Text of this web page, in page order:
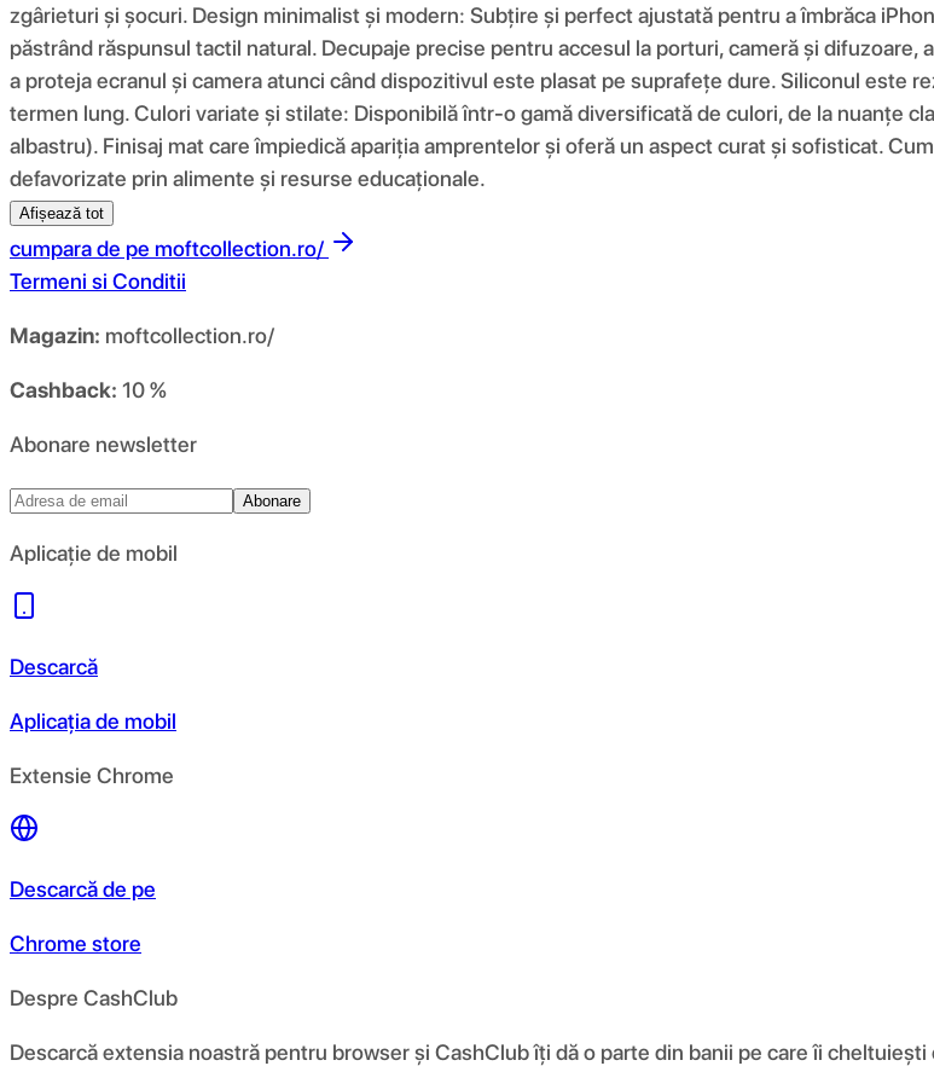
zgârieturi și șocuri. Design minimalist și modern: Subțire și perfect ajustată pentru a îmbrăca
păstrând răspunsul tactil natural. Decupaje precise pentru accesul la porturi, cameră și
a proteja ecranul și camera atunci când dispozitivul este plasat pe suprafețe dure. Siliconul este
termen lung. Culori variate și stilate: Disponibilă într-o gamă diversificată de culori, de la nuanțe
albastru). Finisaj mat care împiedică apariția amprentelor și oferă un aspect curat și sofisticat.
defavorizate prin alimente și resurse educaționale.
Afișează tot
cumpara de pe moftcollection.ro/
Termeni si Conditii
Magazin: moftcollection.ro/
Cashback: 10 %
Abonare newsletter
Abonare
Aplicație de mobil
Descarcă
Aplicația de mobil
Extensie Chrome
Descarcă de pe
Chrome store
Despre CashClub
Descarcă extensia noastră pentru browser și CashClub îți dă o parte din banii pe care îi cheltuiești